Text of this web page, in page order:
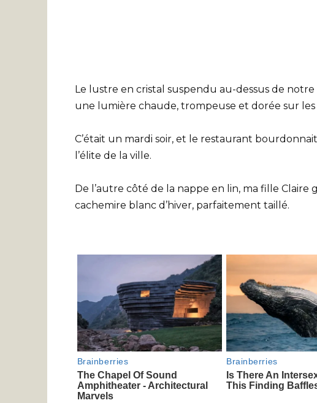
Le lustre en cristal suspendu au-dessus de
une lumière chaude, trompeuse et dorée sur
C’était un mardi soir, et le restaurant
l’élite de la ville.
De l’autre côté de la nappe en lin, ma fille Claire
cachemire blanc d’hiver, parfaitement taillé.